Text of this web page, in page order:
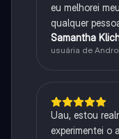
eu melhorei
qualquer
Samantha
usuária de
Uau, estou
experimentei o